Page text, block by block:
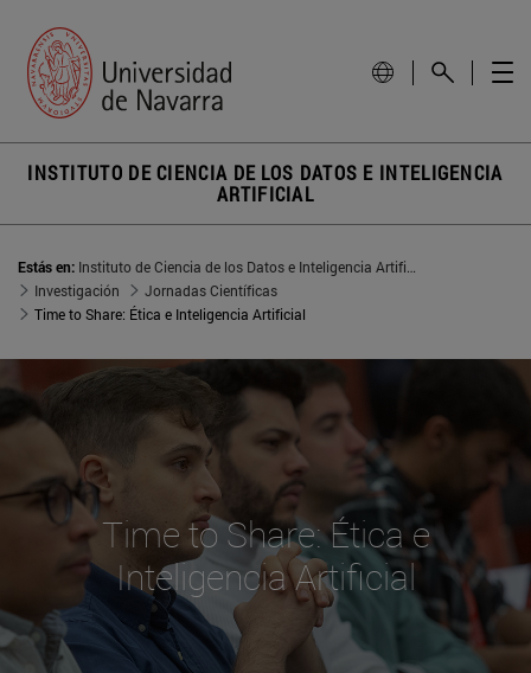
INSTITUTO DE CIENCIA DE LOS DATOS E INTELIGENCIA
ARTIFICIAL
Estás en:
Investigación
Jornadas Científicas
Time to Share: Ética e Inteligencia Artificial
Time to Share: Ética e
Inteligencia Artificial